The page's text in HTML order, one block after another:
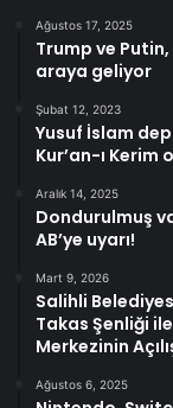
Ağustos 17, 2025
Trump ve
araya geliyor
Şubat 12, 2023
Yusuf İslam
Kur’an-ı Kerim
Aralık 14, 2025
Dondurulmuş
AB’ye uyarı!
Mart 9, 2026
Salihli
Takas Şenliği
Merkezinin
Ağustos 6, 2025